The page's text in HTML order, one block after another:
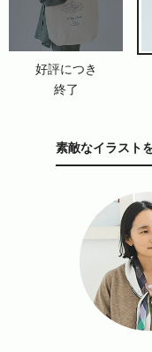
好評につき
終了
素敵なイラスト